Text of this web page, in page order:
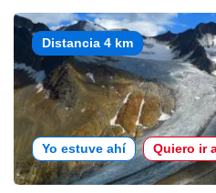
Distancia 4 km
Yo estuve ahí Quiero ir